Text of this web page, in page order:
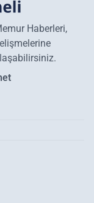
Haberleri,